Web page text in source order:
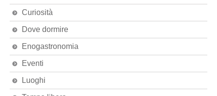
Curiosità
Dove dormire
Enogastronomia
Eventi
Luoghi